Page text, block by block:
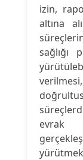
izin,
altına
sağlığı
evrak